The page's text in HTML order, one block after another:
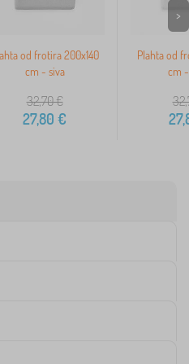
od frotira 200x140
cm - siva
32,70€
27,80 €
Plahta od
cm
>